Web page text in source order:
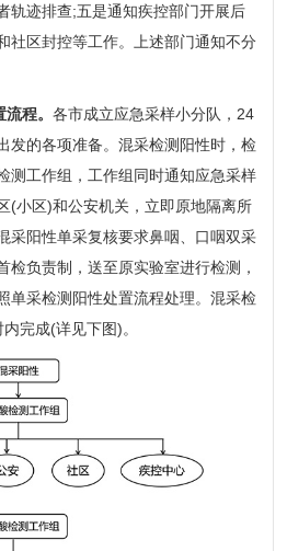
轨迹排查;五是通知疾控部门开展后
社区封控等工作。上述部门通知不分
程。 各市成立应急采样小分队，24
发的各项准备。混采检测阳性时，检
测工作组，工作组同时通知应急采样
(小区)和公安机关，立即原地隔离所
采阳性单采复核要求鼻咽、口咽双采
检负责制，送至原实验室进行检测，
单采检测阳性处置流程处理。混采检
完成(详见下图)。